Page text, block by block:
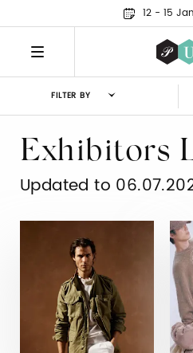
12 - 15
FILTER BY
Exhibitors
Updated to